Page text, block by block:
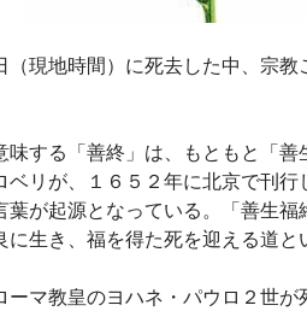
（現地時間）に死去した中、宗
味する「善終」は、もともと「
ベリが、１６５２年に北京で刊行
葉が起源となっている。「善生
生き、福を得た死を迎える道と
ーマ教皇のヨハネ・パウロ２世